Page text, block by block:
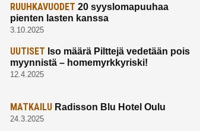
RUUHKAVUODET 20 syyslomapuuhaa
pienten lasten kanssa
3.10.2025
UUTISET Iso määrä Pilttejä vedetään pois
myynnistä – homemyrkkyriski!
12.4.2025
MATKAILU Radisson Blu Hotel Oulu
24.3.2025